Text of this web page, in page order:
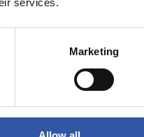
services.
Marketing